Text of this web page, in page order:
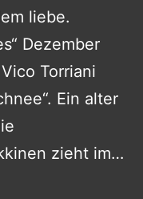
liebe.
Dezember
Torriani
Ein alter
zieht im…